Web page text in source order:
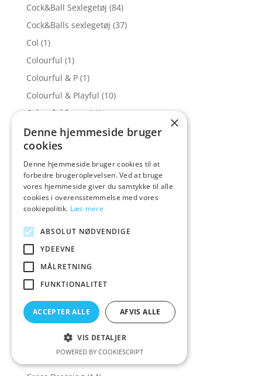
Cock&Ball Sexlegetøj (84)
Cock&Balls sexlegetøj (37)
Col (1)
Colourful (1)
Colourful & P (1)
Colourful & Playful (10)
Colourful favouri (1)
Colourful favourite (1)
Colourful favourites
COLT (5)
CoolMann (1)
Corsager & Korsetter (158)
Corset (16)
Cottelli Collection
Cowgirl (7)
Crave (1)
Crazy Deals (30)
Creative Conceptions (21)
Creature Cocks (43)
×
Denne hjemmeside bruger
cookies
Denne hjemmeside bruger cookies til at
forbedre brugeroplevelsen. Ved at bruge
vores hjemmeside giver du samtykke til alle
cookies i overensstemmelse med vores
cookiepolitik. Læs mere
ABSOLUT NØDVENDIGE
YDEEVNE
MÅLRETNING
FUNKTIONALITET
ACCEPTER ALLE AFVIS ALLE
VIS DETALJER
POWERED BY COOKIESCRIPT